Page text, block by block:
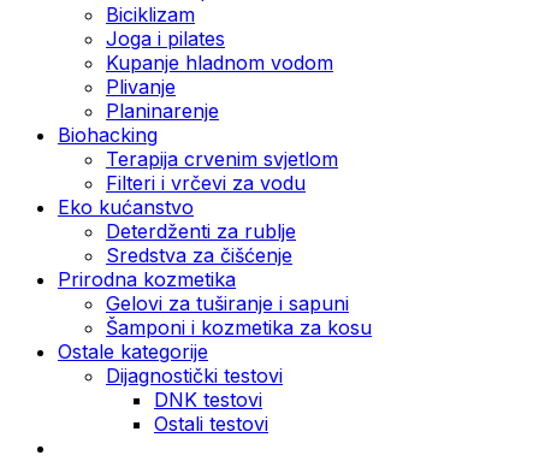
Biciklizam
Joga i pilates
Kupanje hladnom vodom
Plivanje
Planinarenje
Biohacking
Terapija crvenim svjetlom
Filteri i vrčevi za vodu
Eko kućanstvo
Deterdženti za rublje
Sredstva za čišćenje
Prirodna kozmetika
Gelovi za tuširanje i sapuni
Šamponi i kozmetika za kosu
Ostale kategorije
Dijagnostički testovi
DNK testovi
Ostali testovi